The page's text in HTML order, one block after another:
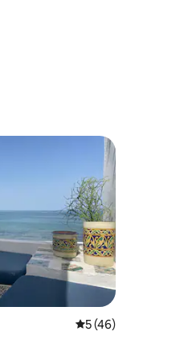
33
Wybór gości
Średnia ocena: 5
5 (46)